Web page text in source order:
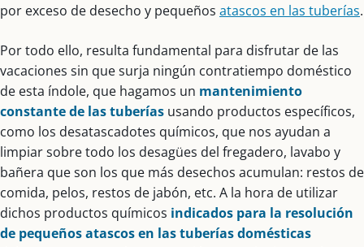
por exceso de desecho y pequeños atascos en las tuberías.
Por todo ello, resulta fundamental para disfrutar de las
vacaciones sin que surja ningún contratiempo doméstico
de esta índole, que hagamos un mantenimiento
constante de las tuberías usando productos específicos,
como los desatascadotes químicos, que nos ayudan a
limpiar sobre todo los desagües del fregadero, lavabo y
bañera que son los que más desechos acumulan: restos de
comida, pelos, restos de jabón, etc. A la hora de utilizar
dichos productos químicos indicados para la resolución
de pequeños atascos en las tuberías domésticas